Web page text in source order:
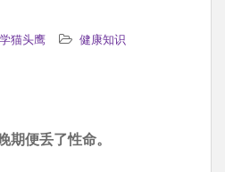
猫头鹰 健康知识
期便丢了性命。